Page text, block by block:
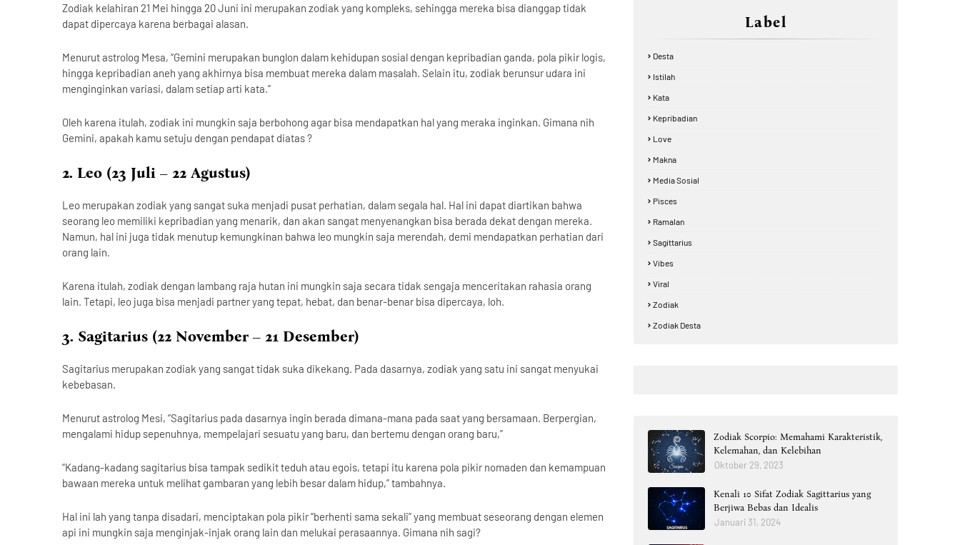
Zodiak kelahiran 21 Mei hingga 20 Juni ini merupakan zodiak yang kompleks, sehingga mereka bisa dianggap tidak
dapat dipercaya karena berbagai alasan.
Menurut astrolog Mesa, “Gemini merupakan bunglon dalam kehidupan sosial dengan kepribadian ganda, pola pikir logis,
hingga kepribadian aneh yang akhirnya bisa membuat mereka dalam masalah. Selain itu, zodiak berunsur udara ini
menginginkan variasi, dalam setiap arti kata.”
Oleh karena itulah, zodiak ini mungkin saja berbohong agar bisa mendapatkan hal yang meraka inginkan. Gimana nih
Gemini, apakah kamu setuju dengan pendapat diatas ?
2. Leo (23 Juli – 22 Agustus)
Leo merupakan zodiak yang sangat suka menjadi pusat perhatian, dalam segala hal. Hal ini dapat diartikan bahwa
seorang leo memiliki kepribadian yang menarik, dan akan sangat menyenangkan bisa berada dekat dengan mereka.
Namun, hal ini juga tidak menutup kemungkinan bahwa leo mungkin saja merendah, demi mendapatkan perhatian dari
orang lain.
Karena itulah, zodiak dengan lambang raja hutan ini mungkin saja secara tidak sengaja menceritakan rahasia orang
lain. Tetapi, leo juga bisa menjadi partner yang tepat, hebat, dan benar-benar bisa dipercaya, loh.
3. Sagitarius (22 November – 21 Desember)
Sagitarius merupakan zodiak yang sangat tidak suka dikekang. Pada dasarnya, zodiak yang satu ini sangat menyukai
kebebasan.
Menurut astrolog Mesi, “Sagitarius pada dasarnya ingin berada dimana-mana pada saat yang bersamaan. Berpergian,
mengalami hidup sepenuhnya, mempelajari sesuatu yang baru, dan bertemu dengan orang baru,”
“Kadang-kadang sagitarius bisa tampak sedikit teduh atau egois, tetapi itu karena pola pikir nomaden dan kemampuan
bawaan mereka untuk melihat gambaran yang lebih besar dalam hidup,” tambahnya.
Hal ini lah yang tanpa disadari, menciptakan pola pikir “berhenti sama sekali” yang membuat seseorang dengan elemen
api ini mungkin saja menginjak-injak orang lain dan melukai perasaannya. Gimana nih sagi?
Label
Desta
Istilah
Kata
Kepribadian
Love
Makna
Media Sosial
Pisces
Ramalan
Sagittarius
Vibes
Viral
Zodiak
Zodiak Desta
Zodiak Scorpio: Memahami Karakteristik,
Kelemahan, dan Kelebihan
Oktober 29, 2023
Kenali 10 Sifat Zodiak Sagittarius yang
Berjiwa Bebas dan Idealis
Januari 31, 2024